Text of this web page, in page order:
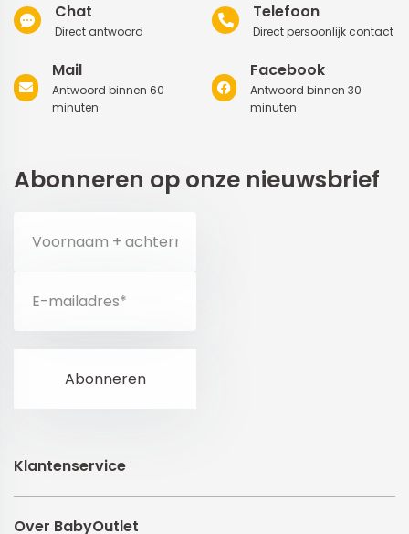
Chat
Direct antwoord
Telefoon
Direct persoonlijk contact
Mail
Antwoord binnen 60
minuten
Facebook
Antwoord binnen 30
minuten
Abonneren op onze nieuwsbrief
Klantenservice
Over BabyOutlet